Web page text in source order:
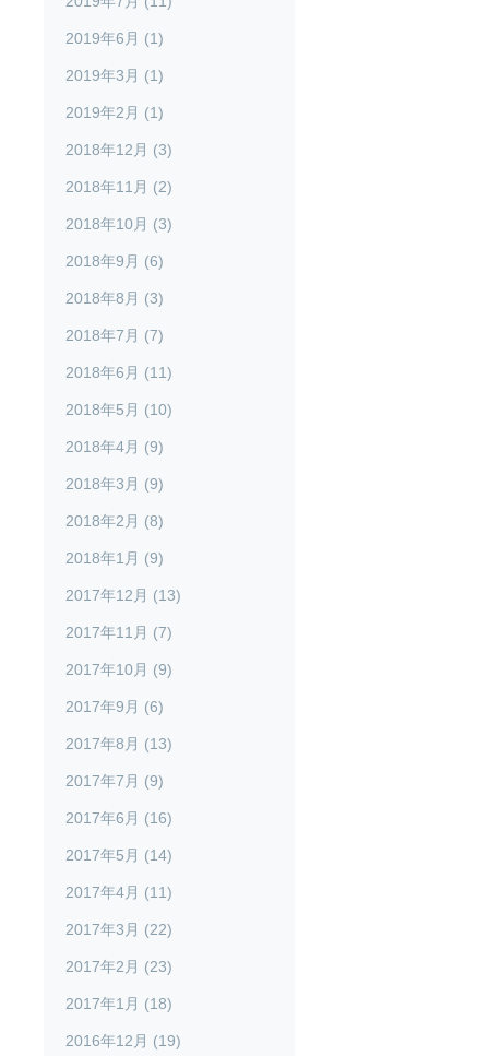
2019年6月 (1)
2019年3月 (1)
2019年2月 (1)
2018年12月 (3)
2018年11月 (2)
2018年10月 (3)
2018年9月 (6)
2018年8月 (3)
2018年7月 (7)
2018年6月 (11)
2018年5月 (10)
2018年4月 (9)
2018年3月 (9)
2018年2月 (8)
2018年1月 (9)
2017年12月 (13)
2017年11月 (7)
2017年10月 (9)
2017年9月 (6)
2017年8月 (13)
2017年7月 (9)
2017年6月 (16)
2017年5月 (14)
2017年4月 (11)
2017年3月 (22)
2017年2月 (23)
2017年1月 (18)
2016年12月 (19)